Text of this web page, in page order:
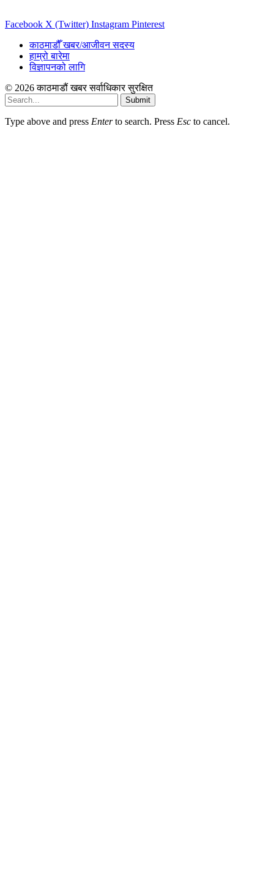
Facebook X (Twitter) Instagram Pinterest
काठमाडौँ खबर/आजीवन सदस्य
हाम्रो बारेमा
विज्ञापनको लागि
© 2026 काठमाडौं खबर सर्वाधिकार सुरक्षित
Submit
Type above and press Enterto search. Press Esc to cancel.